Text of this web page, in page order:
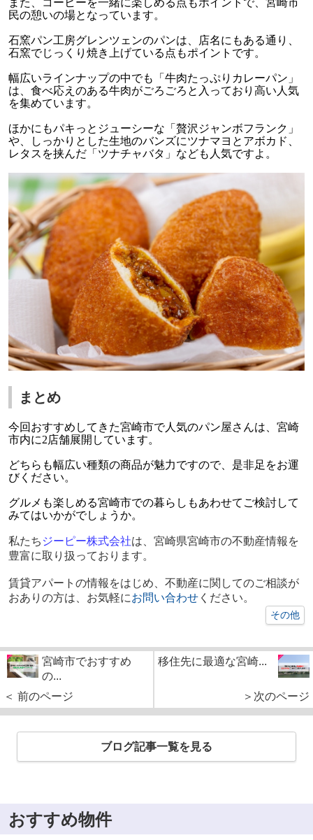
また、コーヒーを一緒に楽しめる点もポイントで、宮崎市
民の憩いの場となっています。
石窯パン工房グレンツェンのパンは、店名にもある通り、
石窯でじっくり焼き上げている点もポイントです。
幅広いラインナップの中でも「牛肉たっぷりカレーパン」
は、食べ応えのある牛肉がごろごろと入っており高い人気
を集めています。
ほかにもパキっとジューシーな「贅沢ジャンボフランク」
や、しっかりとした生地のバンズにツナマヨとアボカド、
レタスを挟んだ「ツナチャバタ」なども人気ですよ。
まとめ
今回おすすめしてきた宮崎市で人気のパン屋さんは、宮崎
市内に2店舗展開しています。
どちらも幅広い種類の商品が魅力ですので、是非足をお運
びください。
グルメも楽しめる宮崎市での暮らしもあわせてご検討して
みてはいかがでしょうか。
私たち ジーピー株式会社は、宮崎県宮崎市の不動産情報を
豊富に取り扱っております。
賃貸アパートの情報をはじめ、不動産に関してのご相談が
おありの方は、お気軽にお問い合わせください。
その他
宮崎市でおすすめ
の...
＜ 前のページ
移住先に最適な宮崎...
＞次のページ
ブログ記事一覧を見る
おすすめ物件